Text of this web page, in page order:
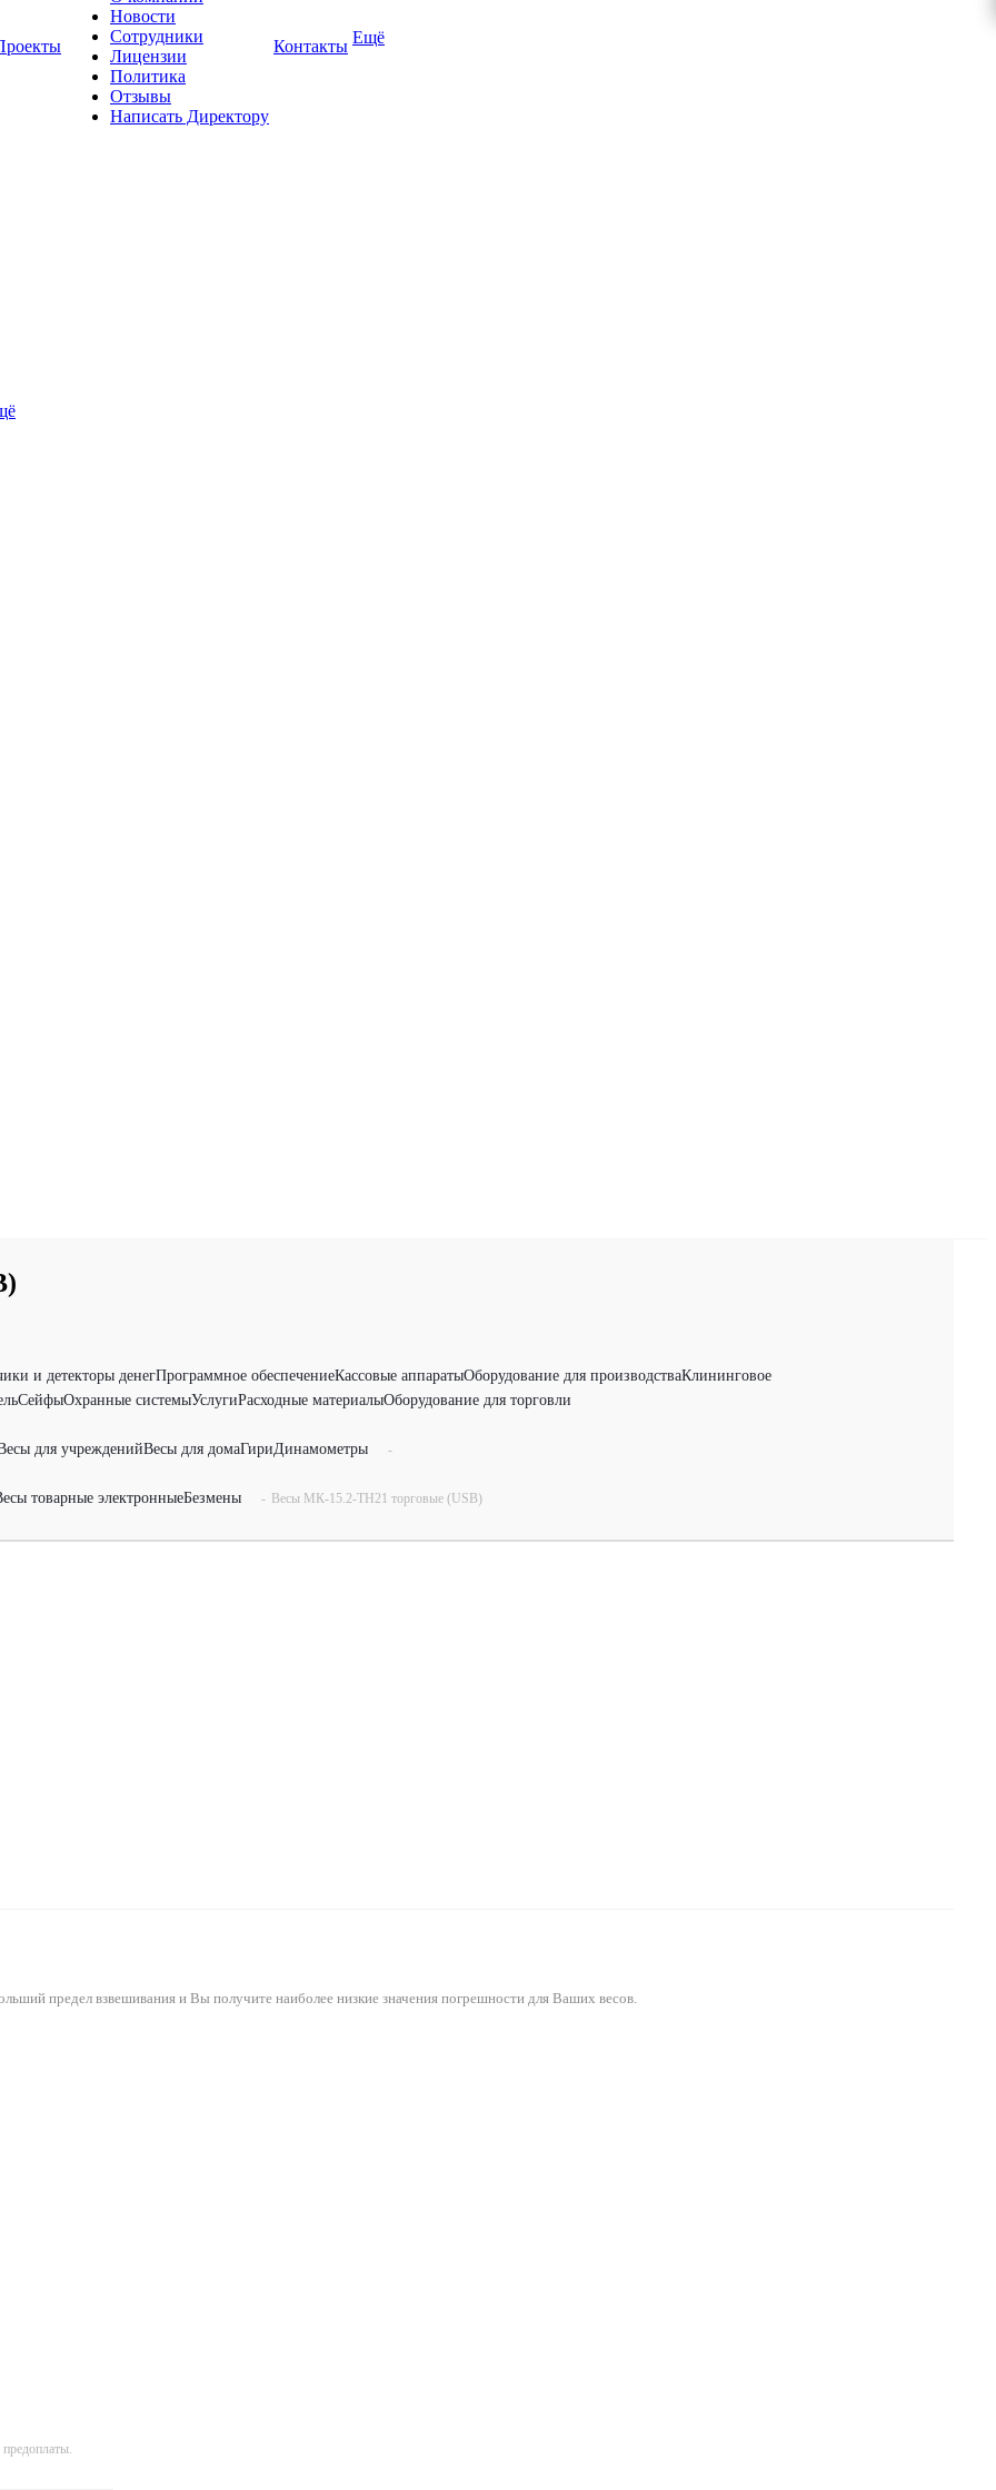
Новости
Сотрудники
Лицензии
Политика
Отзывы
Написать Директору
Контакты Ещё
и детекторы денегПрограммное обеспечениеКассовые аппаратыОборудование для производстваКлининговое
СейфыОхранные системыУслугиРасходные материалыОборудование для торговли
для учрежденийВесы для домаГириДинамометры
-
товарные электронныеБезмены - Весы МК-15.2-ТН21 торговые (USB)
предел взвешивания и Вы получите наиболее низкие значения погрешности для Ваших весов.